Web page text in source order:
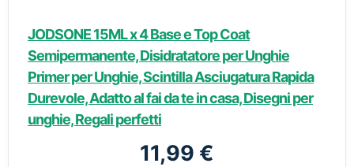
JODSONE 15ML x 4 Base e Top Coat
Semipermanente, Disidratatore per Unghie
Primer per Unghie, Scintilla Asciugatura Rapida
Durevole, Adatto al fai da te in casa, Disegni per
unghie, Regali perfetti
11,99 €